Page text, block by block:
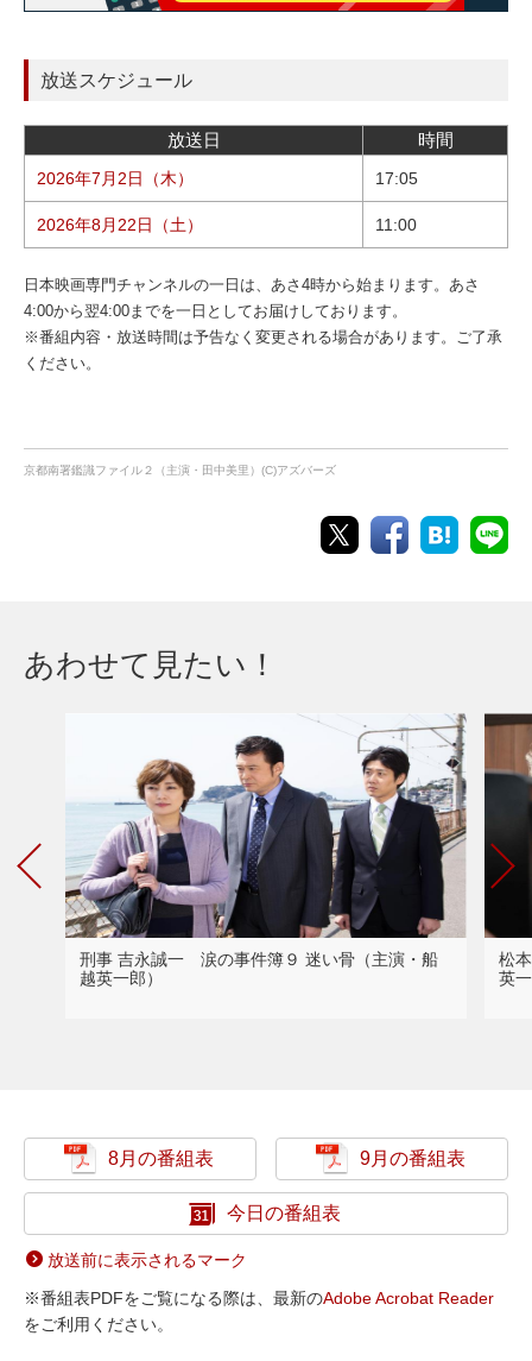
放送スケジュール
放送日 時間
2026年7月2日（木） 17:05
2026年8月22日（土） 11:00
日本映画専門チャンネルの一日は、あさ4時から始まります。あさ
4:00から翌4:00までを一日としてお届けしております。
※番組内容・放送時間は予告なく変更される場合があります。ご了承
ください。
京都南署鑑識ファイル２（主演・田中美里）(C)アズバーズ
あわせて見たい！
刑事 吉永誠一 涙の事件簿９ 迷い骨（主演・船
越英一郎）
松
英
8月の番組表 9月の番組表
今日の番組表
放送前に表示されるマーク
※番組表PDFをご覧になる際は、最新のAdobe Acrobat Reader
をご利用ください。